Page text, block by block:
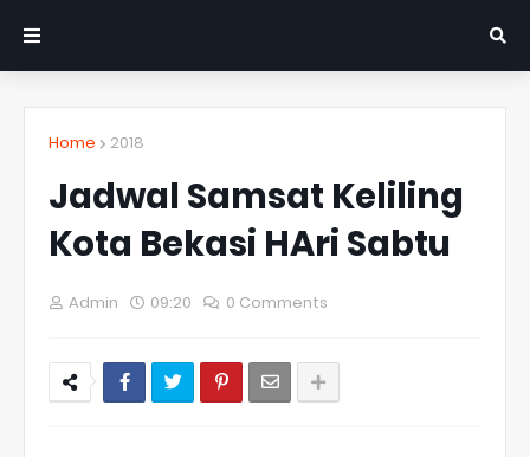
Home 2018
Jadwal Samsat Keliling
Kota Bekasi HAri Sabtu
Admin 09:20 0 Comments